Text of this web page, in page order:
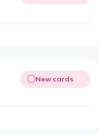
New cards